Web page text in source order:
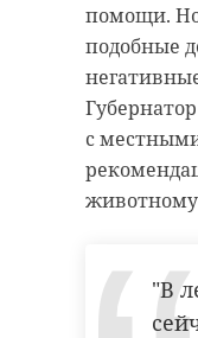
помощи.
подобные
с
"В